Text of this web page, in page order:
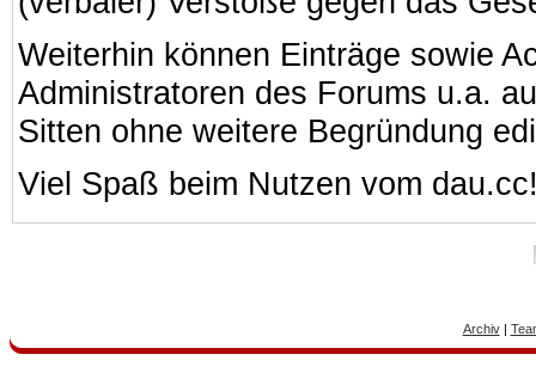
Weiterhin können Einträge sowie
Administratoren des Forums u.a.
Sitten ohne weitere Begründung
Viel Spaß beim Nutzen vom
Archiv|